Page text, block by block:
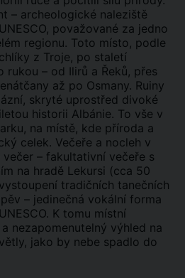
– archeologické naleziště
považované za jedno
regionu. Toto místo, podle
z Troje, po staletí
rukou – od Ilirů a Řeků, přes
až po Osmany. Ruiny
skryté uprostřed divoké
historii Albánie. To vše v
na místě, kde příroda a
celek. Večeře a nocleh v
večer – fakultativní večeře s
na hradě Lekursi (cca 50
tradičních tanečních
– jedinečná vokální forma
K tomu místní
nezapomenutelný výhled na
jako by nebe spadlo do